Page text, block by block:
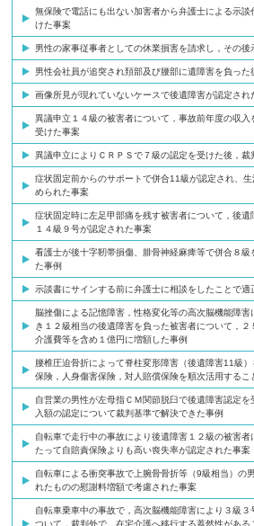
無保険で電話にも出ない加害者から弁護士による示
けた事案
男性の家事従事者としての休業損害を請求し，その後
男性会社員が追突され頚部及び腰部に遺障害を負っ
画像所見が現れていないケースで後遺障害が認定され
異議申立１４級の被害者について，事故前年度の収
受けた事案
異議申立によりＣＲＰＳで７級の認定を受けた後，裁
症状固定前からのサポートで併合11級が認定され、
められた事案
症状固定時に左足甲部痛を残す被害者について，後遺
１４級９号が認定された事案
看護士が後十字靭帯損傷、腓骨神経麻痺等で併合８
た事例
示談書にサインする前に弁護士に相談をしたことで
脳挫傷による記憶障害，性格変化等の高次脳機能障
き１２級相当の後遺障害を負った被害者について，
介護費等を含め１億円に増額した事例
腰椎圧迫骨折によって脊柱変形障害（後遺障害11級
保険，人身傷害保険，対人賠償保険を順次活用する
自営業の男性が左母指ＣＭ関節脱臼で後遺障害認定
入額の認定について裁判基準で解決できた事例
自転車で走行中の事故により後遺障害１２級の被害
たって自賠責保険よりも高い喪失率が認定された事案
自転車による衝突事故で上腕骨骨折等（9級相当）の
れたものの慰謝料増額で考慮された事案
自転車乗車中の事故で，高次脳機能障害により３級